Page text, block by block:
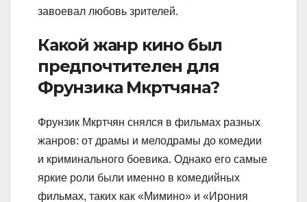
завоевал любовь зрителей.
Какой жанр кино был
предпочтителен для
Фрунзика Мкртчяна?
Фрунзик Мкртчян снялся в фильмах разных
жанров: от драмы и мелодрамы до комедии
и криминального боевика. Однако его самые
яркие роли были именно в комедийных
фильмах, таких как «Мимино» и «Ирония